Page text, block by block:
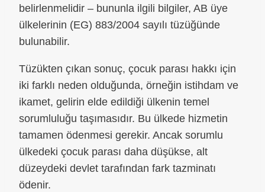
belirlenmelidir – bununla ilgili bilgiler, AB üye
ülkelerinin (EG) 883/2004 sayılı tüzüğünde
bulunabilir.
Tüzükten çıkan sonuç, çocuk parası hakkı için
iki farklı neden olduğunda, örneğin istihdam ve
ikamet, gelirin elde edildiği ülkenin temel
sorumluluğu taşımasıdır. Bu ülkede hizmetin
tamamen ödenmesi gerekir. Ancak sorumlu
ülkedeki çocuk parası daha düşükse, alt
düzeydeki devlet tarafından fark tazminatı
ödenir.